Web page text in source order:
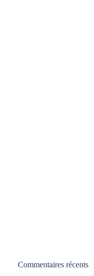
Commentaires récents